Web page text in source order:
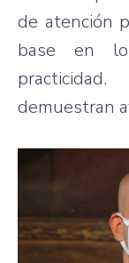
de atención
base en
demuestran